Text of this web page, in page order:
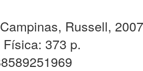
Russell,
373 p.